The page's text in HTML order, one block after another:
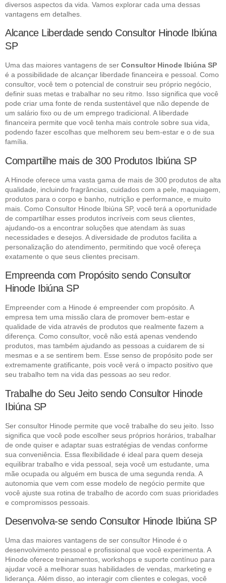
diversos aspectos da vida. Vamos explorar cada uma dessas
vantagens em detalhes.
Alcance Liberdade sendo Consultor Hinode Ibiúna
SP
Uma das maiores vantagens de ser Consultor Hinode Ibiúna SP
é a possibilidade de alcançar liberdade financeira e pessoal. Como
consultor, você tem o potencial de construir seu próprio negócio,
definir suas metas e trabalhar no seu ritmo. Isso significa que você
pode criar uma fonte de renda sustentável que não depende de
um salário fixo ou de um emprego tradicional. A liberdade
financeira permite que você tenha mais controle sobre sua vida,
podendo fazer escolhas que melhorem seu bem-estar e o de sua
família.
Compartilhe mais de 300 Produtos Ibiúna SP
A Hinode oferece uma vasta gama de mais de 300 produtos de alta
qualidade, incluindo fragrâncias, cuidados com a pele, maquiagem,
produtos para o corpo e banho, nutrição e performance, e muito
mais. Como Consultor Hinode Ibiúna SP, você terá a oportunidade
de compartilhar esses produtos incríveis com seus clientes,
ajudando-os a encontrar soluções que atendam às suas
necessidades e desejos. A diversidade de produtos facilita a
personalização do atendimento, permitindo que você ofereça
exatamente o que seus clientes precisam.
Empreenda com Propósito sendo Consultor
Hinode Ibiúna SP
Empreender com a Hinode é empreender com propósito. A
empresa tem uma missão clara de promover bem-estar e
qualidade de vida através de produtos que realmente fazem a
diferença. Como consultor, você não está apenas vendendo
produtos, mas também ajudando as pessoas a cuidarem de si
mesmas e a se sentirem bem. Esse senso de propósito pode ser
extremamente gratificante, pois você verá o impacto positivo que
seu trabalho tem na vida das pessoas ao seu redor.
Trabalhe do Seu Jeito sendo Consultor Hinode
Ibiúna SP
Ser consultor Hinode permite que você trabalhe do seu jeito. Isso
significa que você pode escolher seus próprios horários, trabalhar
de onde quiser e adaptar suas estratégias de vendas conforme
sua conveniência. Essa flexibilidade é ideal para quem deseja
equilibrar trabalho e vida pessoal, seja você um estudante, uma
mãe ocupada ou alguém em busca de uma segunda renda. A
autonomia que vem com esse modelo de negócio permite que
você ajuste sua rotina de trabalho de acordo com suas prioridades
e compromissos pessoais.
Desenvolva-se sendo Consultor Hinode Ibiúna SP
Uma das maiores vantagens de ser consultor Hinode é o
desenvolvimento pessoal e profissional que você experimenta. A
Hinode oferece treinamentos, workshops e suporte contínuo para
ajudar você a melhorar suas habilidades de vendas, marketing e
liderança. Além disso, ao interagir com clientes e colegas, você